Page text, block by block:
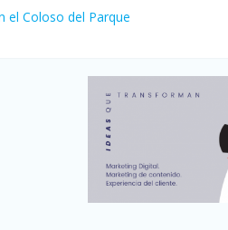
el Coloso del Parque
turístico: 4,6 millones de